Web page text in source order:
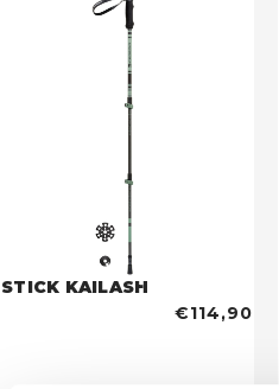
STICK KAILASH
€114,90